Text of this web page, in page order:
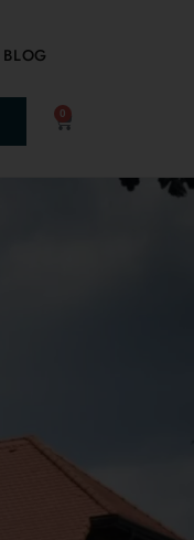
BLOG
0